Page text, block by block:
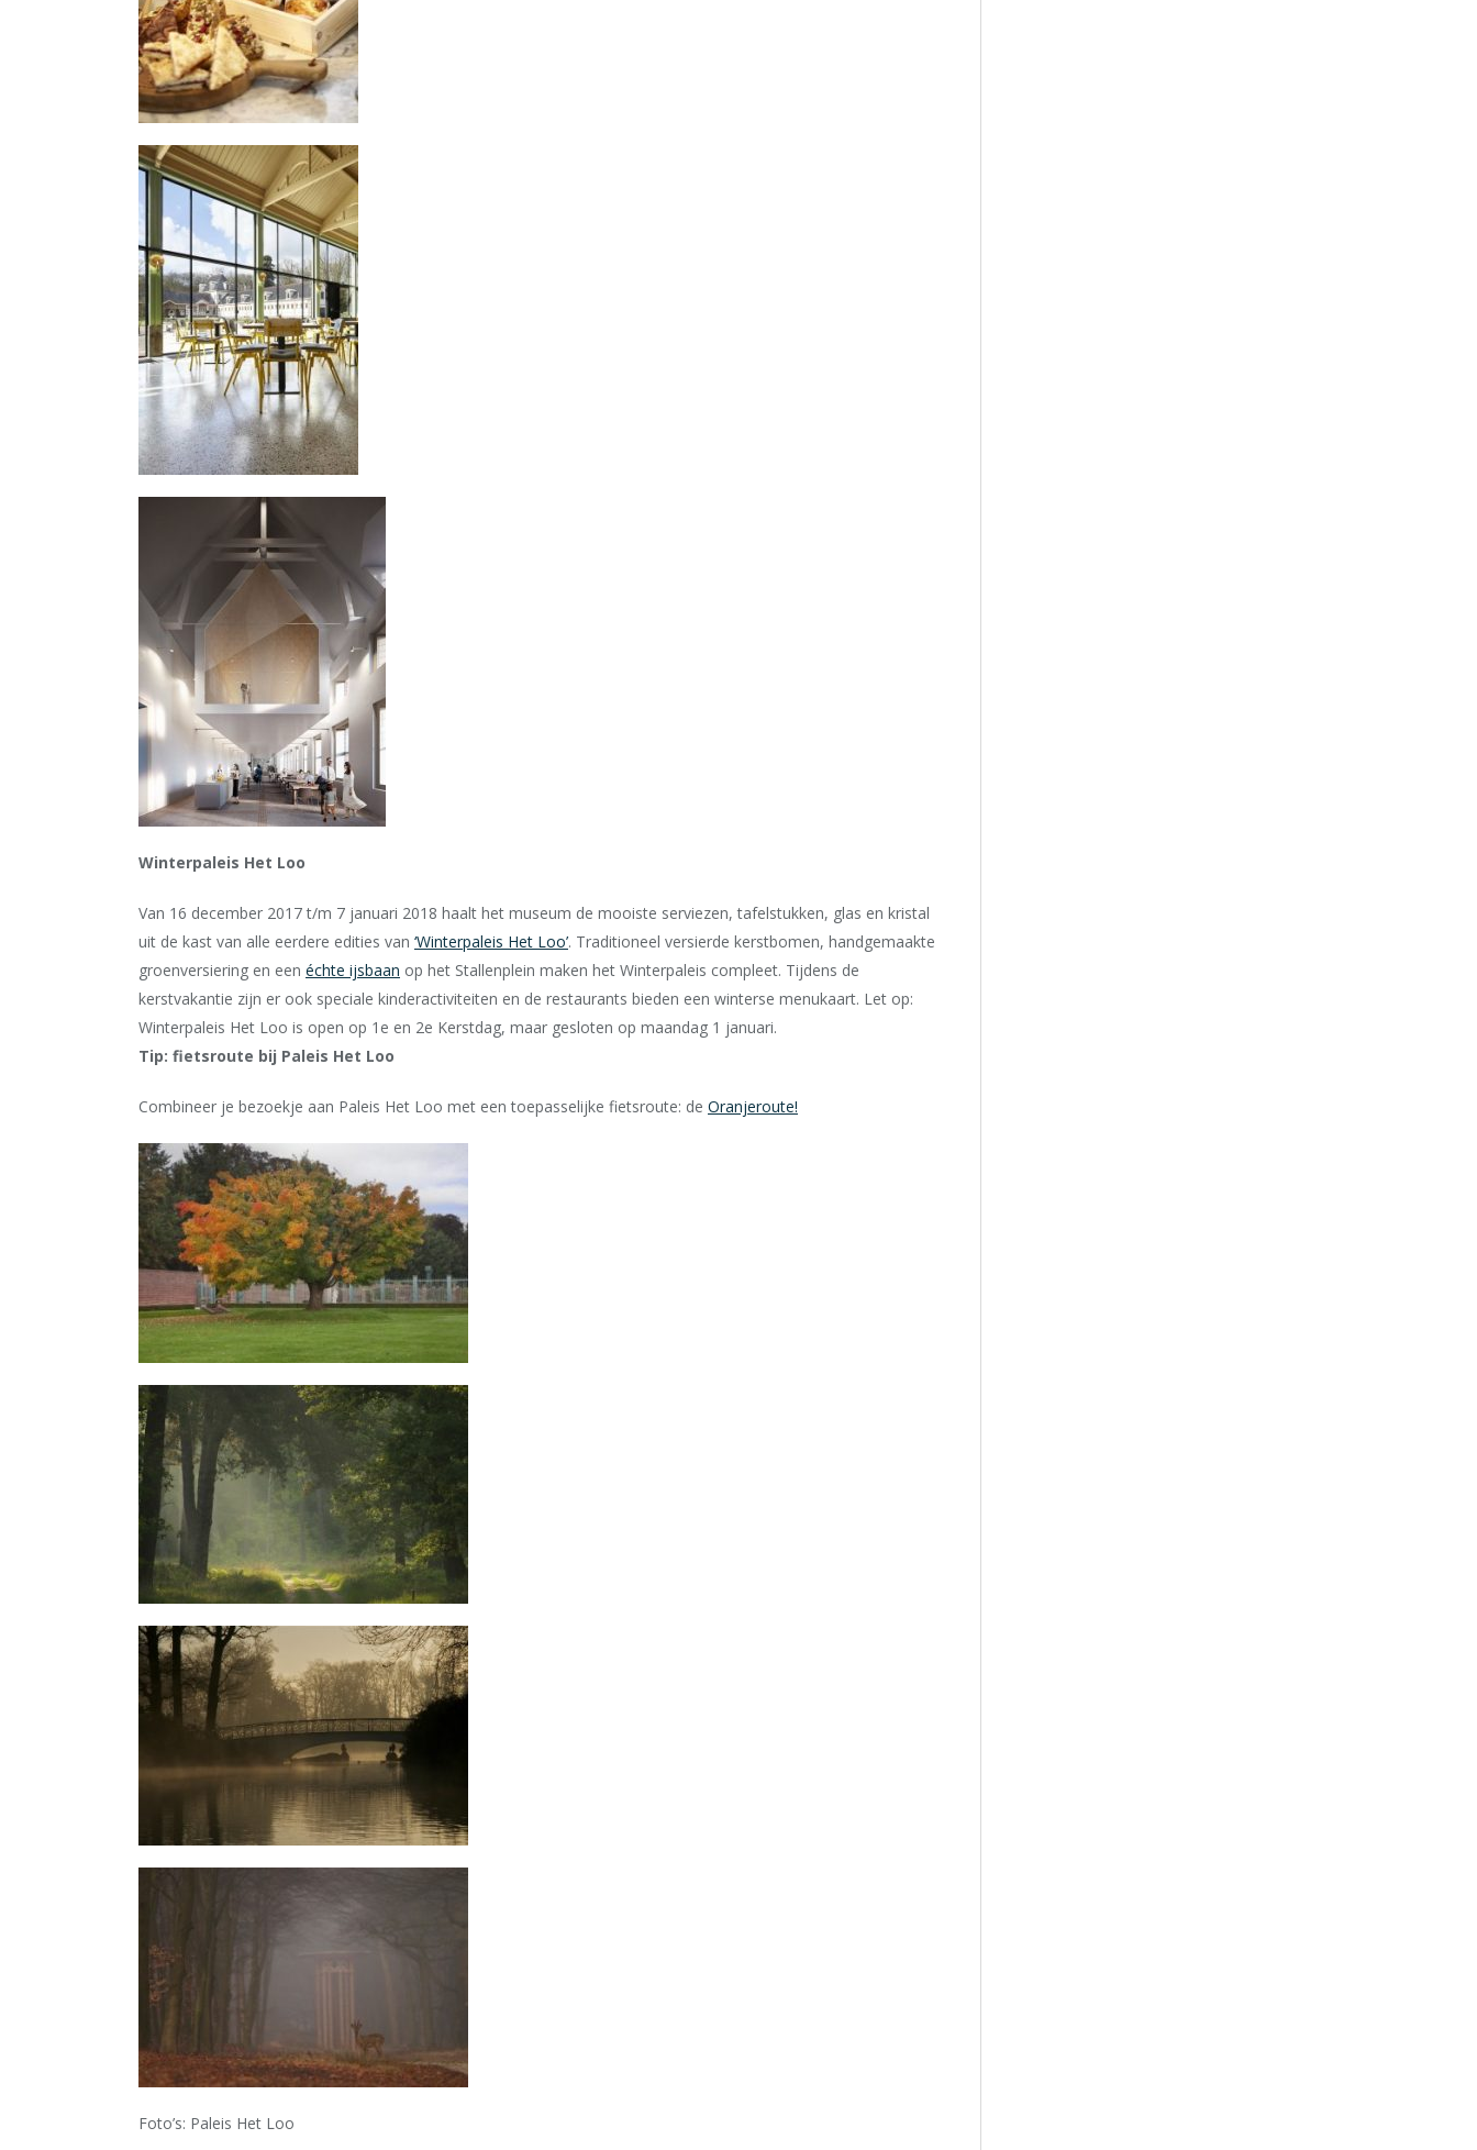
Winterpaleis Het Loo
Van 16 december 2017 t/m 7 januari 2018 haalt het museum de mooiste serviezen, tafelstukken, glas en kristal
uit de kast van alle eerdere edities van ‘Winterpaleis Het Loo’. Traditioneel versierde kerstbomen, handgemaakte
groenversiering en een échte ijsbaan op het Stallenplein maken het Winterpaleis compleet. Tijdens de
kerstvakantie zijn er ook speciale kinderactiviteiten en de restaurants bieden een winterse menukaart. Let op:
Winterpaleis Het Loo is open op 1e en 2e Kerstdag, maar gesloten op maandag 1 januari.
Tip: fietsroute bij Paleis Het Loo
Combineer je bezoekje aan Paleis Het Loo met een toepasselijke fietsroute: de Oranjeroute!
Foto’s: Paleis Het Loo